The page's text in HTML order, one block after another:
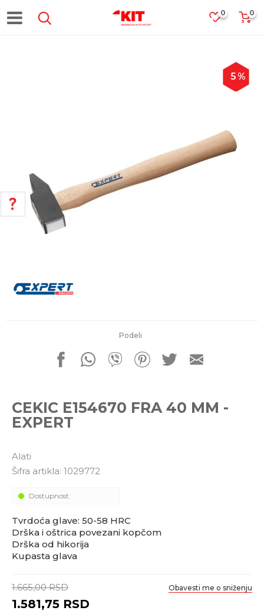
0
0
5%
Podeli
CEKIC E154670 FRA 40 MM -
EXPERT
Alati
Šifra artikla: 1029772
Dostupnost:
Tvrdoća glave: 50-58 HRC
Drška i oštrica povezani kopčom
Drška od hikorija
Kupasta glava
1.665,00 RSD
1.581,75 RSD
Obavesti me o sniženju
POMOĆ PRI KUPOVINI
011 4427900
Pišite nam
office@kitcommerce.rs